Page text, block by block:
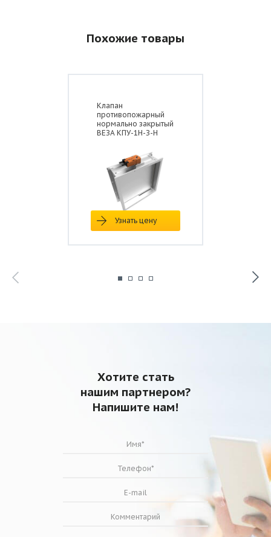
Похожие товары
Клапан
противопожарный
нормально закрытый
ВЕЗА КПУ-1Н-З-Н
Узнать цену
Хотите стать
нашим партнером?
Напишите нам!